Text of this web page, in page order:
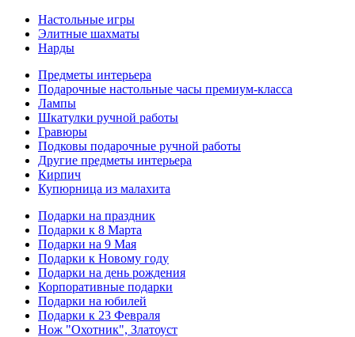
Настольные игры
Элитные шахматы
Нарды
Предметы интерьера
Подарочные настольные часы премиум-класса
Лампы
Шкатулки ручной работы
Гравюры
Подковы подарочные ручной работы
Другие предметы интерьера
Кирпич
Купюрница из малахита
Подарки на праздник
Подарки к 8 Марта
Подарки на 9 Мая
Подарки к Новому году
Подарки на день рождения
Корпоративные подарки
Подарки на юбилей
Подарки к 23 Февраля
Нож "Охотник", Златоуст